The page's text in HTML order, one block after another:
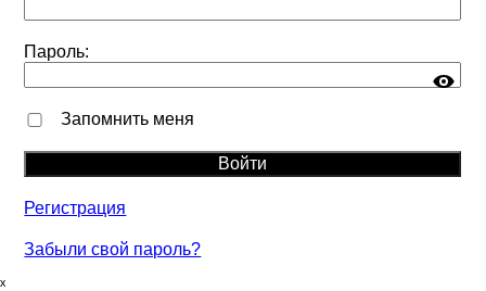
Пароль:
Запомнить меня
Регистрация
Забыли свой пароль?
ₓ